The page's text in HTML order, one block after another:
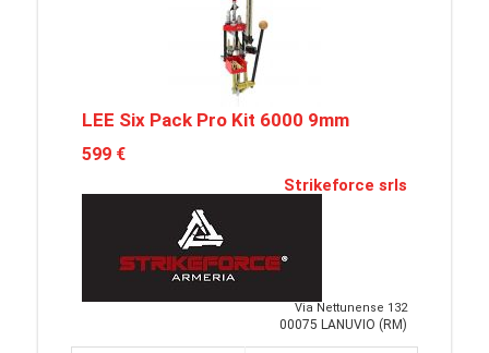
LEE Six Pack Pro Kit 6000 9mm
599 €
Strikeforce srls
Via Nettunense 132
00075 LANUVIO (RM)